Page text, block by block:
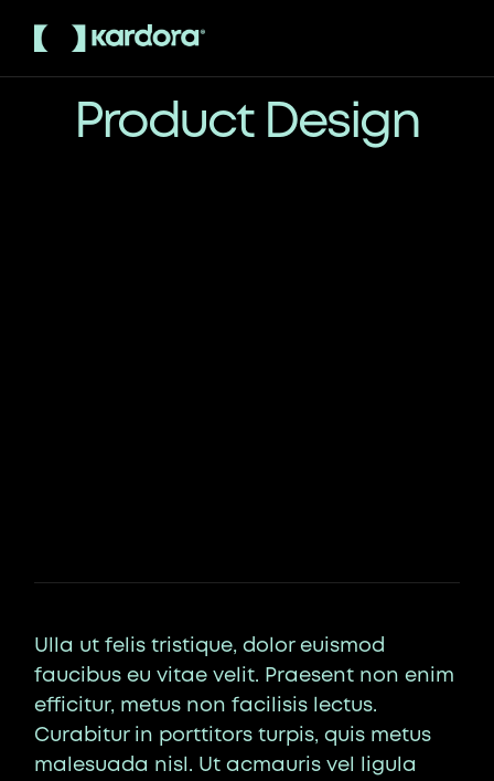
Product Design
Ulla ut felis tristique, dolor euismod
faucibus eu vitae velit. Praesent non enim
efficitur, metus non facilisis lectus.
Curabitur in porttitors turpis, quis metus
malesuada nisl. Ut acmauris vel ligula